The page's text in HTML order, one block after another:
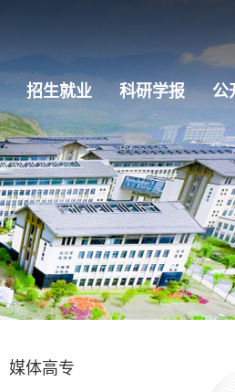
招生就业 科研学报 公
媒体高专